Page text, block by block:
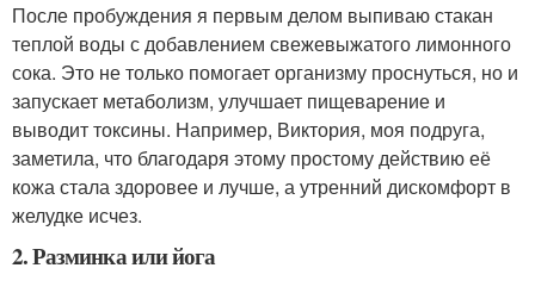
После пробуждения я первым делом выпиваю стакан
теплой воды с добавлением свежевыжатого лимонного
сока. Это не только помогает организму проснуться, но и
запускает метаболизм, улучшает пищеварение и
выводит токсины. Например, Виктория, моя подруга,
заметила, что благодаря этому простому действию её
кожа стала здоровее и лучше, а утренний дискомфорт в
желудке исчез.
2. Разминка или йога